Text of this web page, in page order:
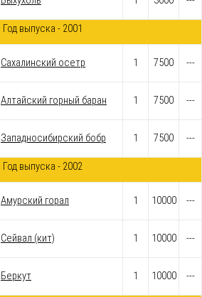
Год выпуска - 2001
Cахалинский осетр 1 7500 ---
Алтайский горный баран 1 7500 ---
Западносибирский бобр 1 7500 ---
Год выпуска - 2002
Амурский горал 1 10000 ---
Сейвал (кит) 1 10000 ---
Беркут 1 10000 ---